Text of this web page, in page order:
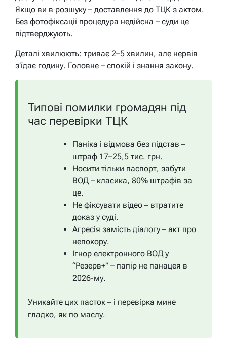
Якщо ви в розшуку – доставлення до ТЦК з актом.
Без фотофіксації процедура недійсна – суди це
підтверджують.
Деталі хвилюють: триває 2–5 хвилин, але нервів
з’їдає годину. Головне – спокій і знання закону.
Типові помилки громадян під
час перевірки ТЦК
Паніка і відмова без підстав –
штраф 17–25,5 тис. грн.
Носити тільки паспорт, забути
ВОД – класика, 80% штрафів за
це.
Не фіксувати відео – втратите
доказ у суді.
Агресія замість діалогу – акт про
непокору.
Ігнор електронного ВОД у
“Резерв+” – папір не панацея в
2026-му.
Уникайте цих пасток – і перевірка мине
гладко, як по маслу.